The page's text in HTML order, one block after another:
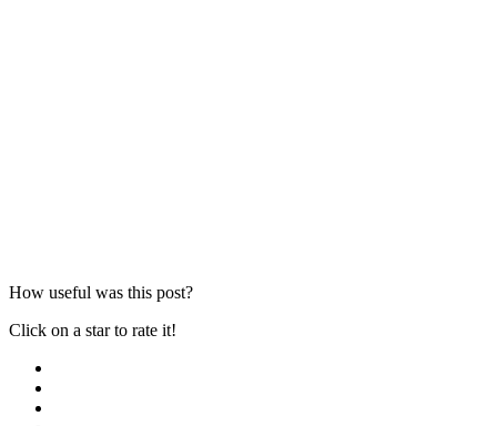
How useful was this post?
Click on a star to rate it!